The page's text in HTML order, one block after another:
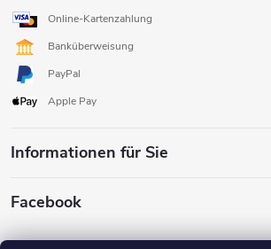
Online-Kartenzahlung
Banküberweisung
PayPal
Apple Pay
Informationen für Sie
Facebook